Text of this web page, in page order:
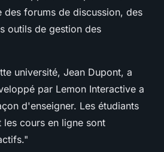
des forums de discussion, des
outils de gestion des
université, Jean Dupont, a
par Lemon Interactive a
d'enseigner. Les étudiants
les cours en ligne sont